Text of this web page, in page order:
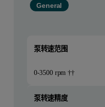
General
泵转速范围
0-3500 rpm ††
泵转速精度